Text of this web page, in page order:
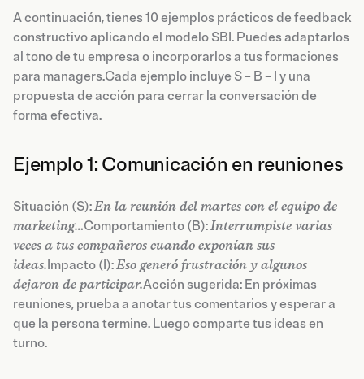
A continuación, tienes 10 ejemplos prácticos de feedback
constructivo aplicando el modelo SBI. Puedes adaptarlos
al tono de tu empresa o incorporarlos a tus formaciones
para managers.Cada ejemplo incluye S – B – I y una
propuesta de acción para cerrar la conversación de
forma efectiva.
Ejemplo 1: Comunicación en reuniones
Situación (S):En la reunión del martes con el equipo de
marketing…Comportamiento (B):Interrumpiste varias
veces a tus compañeros cuando exponían sus
ideas.Impacto (I):Eso generó frustración y algunos
dejaron de participar.Acción sugerida: En próximas
reuniones, prueba a anotar tus comentarios y esperar a
que la persona termine. Luego comparte tus ideas en
turno.